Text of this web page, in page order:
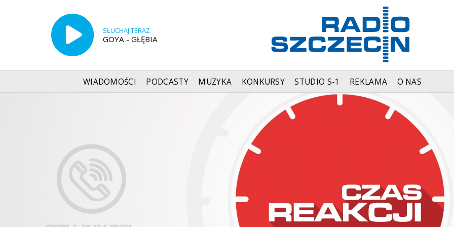
SŁUCHAJ TERAZ
GOYA - GŁĘBIA
WIADOMOŚCI PODCASTY MUZYKA KONKURSY STUDIO S-1 REKLAMA O NAS